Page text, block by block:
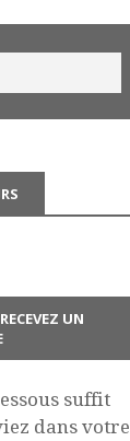
UN
suffit
dans votre